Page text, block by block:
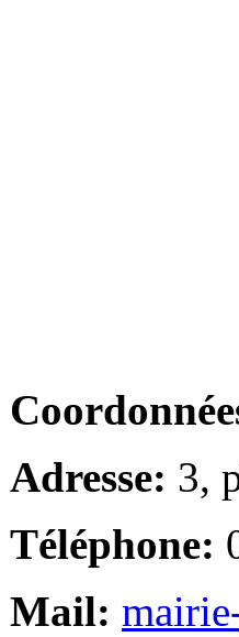
Adresse: 3,
Téléphone:
Mail: